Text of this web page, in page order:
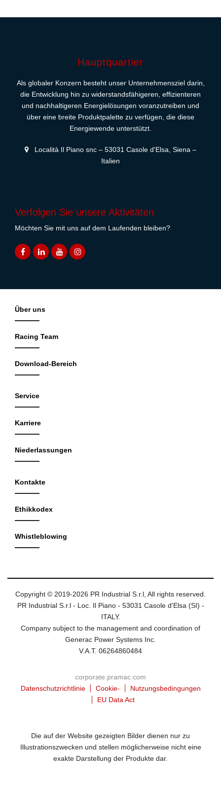
Hauptquartier
Als globaler Konzern besteht unser Unternehmensziel darin,
die Entwicklung hin zu widerstandsfähigeren, effizienteren
und nachhaltigeren Energielösungen voranzutreiben und
über eine breite Produktpalette zu verfügen, die diese
Energiewende unterstützt.
Località Il Piano snc – 53031 Casole d'Elsa, Siena –
Italien
Verfolgen Sie unsere Aktivitäten
Möchten Sie mit uns auf dem Laufenden bleiben?
Über uns
Racing Team
Download-Bereich
Service
Karriere
Niederlassungen
Kontakte
Ethikkodex
Whistleblowing
Copyright © 2019-2026 PR Industrial S.r.l, All rights reserved.
PR Industrial S.r.l - Loc. Il Piano - 53031 Casole d'Elsa (SI) -
ITALY.
Company subject to the management and coordination of
Generac Power Systems Inc.
V.A.T. 06264860484
corporate.pramac.com
Datenschutzrichtlinie
Cookie-
Nutzungsbedingungen
EU Data Act
Die auf der Website gezeigten Bilder dienen nur zu
Illustrationszwecken und stellen möglicherweise nicht eine
exakte Darstellung der Produkte dar.